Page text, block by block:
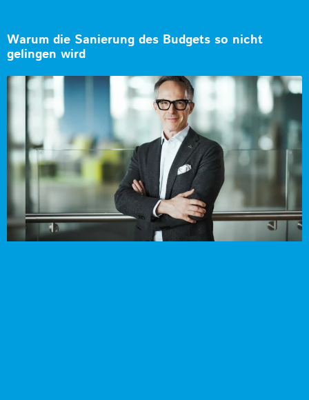
Warum die Sanierung des Budgets so nicht
gelingen wird